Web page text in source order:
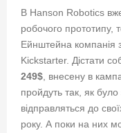
В Hanson Robotics
робочого прототипу,
Ейнштейна компанія
Kickstarter. Дістати
249$ , внесену в
пройдуть так, як
відправляться до
року. А поки на них